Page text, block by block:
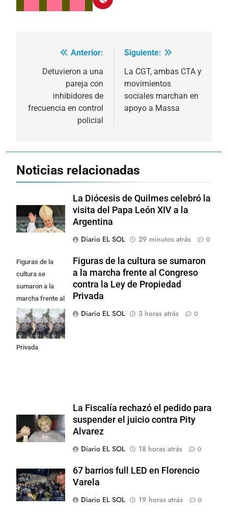
Navegación
entradas
Anterior:
Detuvieron a una
pareja con
inhibidores de
frecuencia en control
policial
Siguiente:
La CGT, ambas CTA y
movimientos
sociales marchan en
apoyo a Massa
Noticias relacionadas
La Diócesis de Quilmes celebró la
visita del Papa León XIV a la
Argentina
Diario EL SOL
29 minutos atrás 0
Figuras de la
cultura se
sumaron a la
marcha frente al
Congreso contra
la Ley de
Propiedad
Privada
Figuras de la cultura se sumaron
a la marcha frente al Congreso
contra la Ley de Propiedad
Privada
Diario EL SOL
3 horas atrás 0
La Fiscalía rechazó el pedido para
suspender el juicio contra Pity
Alvarez
Diario EL SOL
18 horas atrás 0
67 barrios full LED en Florencio
Varela
Diario EL SOL
19 horas atrás 0